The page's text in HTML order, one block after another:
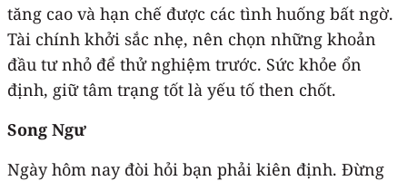
tăng cao và hạn chế được các tình huống bất ngờ.
Tài chính khởi sắc nhẹ, nên chọn những khoản
đầu tư nhỏ để thử nghiệm trước. Sức khỏe ổn
định, giữ tâm trạng tốt là yếu tố then chốt.
Song Ngư
Ngày hôm nay đòi hỏi bạn phải kiên định. Đừng